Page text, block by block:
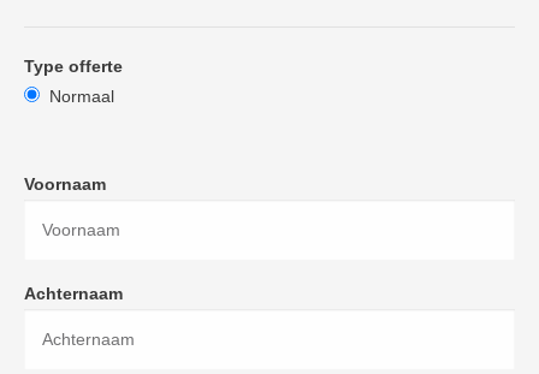
Type offerte
Normaal
Voornaam
Achternaam